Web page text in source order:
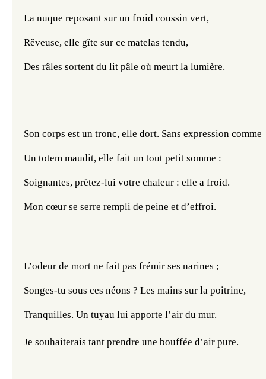
La nuque reposant sur un froid coussin vert,
Rêveuse, elle gîte sur ce matelas tendu,
Des râles sortent du lit pâle où meurt la lumière.
Son corps est un tronc, elle dort. Sans expression comme
Un totem maudit, elle fait un tout petit somme :
Soignantes, prêtez-lui votre chaleur : elle a froid.
Mon cœur se serre rempli de peine et d’effroi.
L’odeur de mort ne fait pas frémir ses narines ;
Songes-tu sous ces néons ? Les mains sur la poitrine,
Tranquilles. Un tuyau lui apporte l’air du mur.
Je souhaiterais tant prendre une bouffée d’air pure.